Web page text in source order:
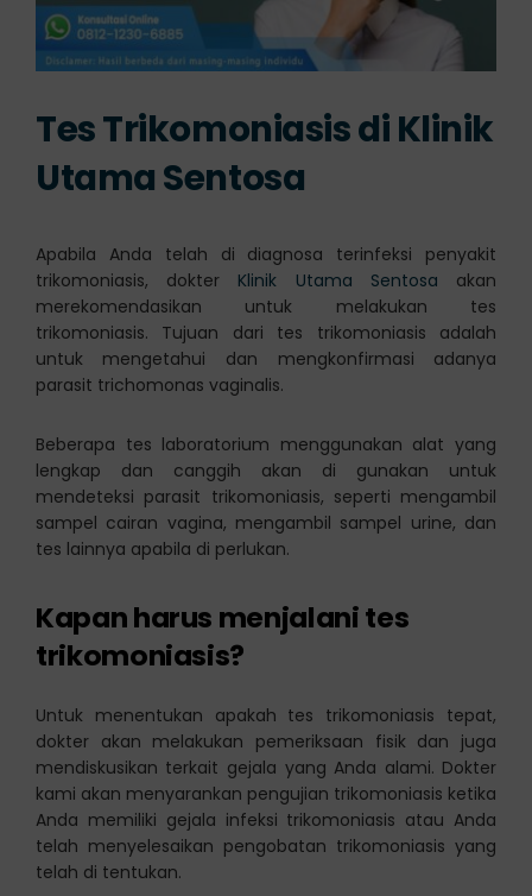
Tes Trikomoniasis di Klinik
Utama Sentosa
Apabila Anda telah di diagnosa terinfeksi penyakit
trikomoniasis, dokter Klinik Utama Sentosa akan
merekomendasikan untuk melakukan tes
trikomoniasis. Tujuan dari tes trikomoniasis adalah
untuk mengetahui dan mengkonfirmasi adanya
parasit trichomonas vaginalis.
Beberapa tes laboratorium menggunakan alat yang
lengkap dan canggih akan di gunakan untuk
mendeteksi parasit trikomoniasis, seperti mengambil
sampel cairan vagina, mengambil sampel urine, dan
tes lainnya apabila di perlukan.
Kapan harus menjalani tes
trikomoniasis?
Untuk menentukan apakah tes trikomoniasis tepat,
dokter akan melakukan pemeriksaan fisik dan juga
mendiskusikan terkait gejala yang Anda alami. Dokter
kami akan menyarankan pengujian trikomoniasis ketika
Anda memiliki gejala infeksi trikomoniasis atau Anda
telah menyelesaikan pengobatan trikomoniasis yang
telah di tentukan.